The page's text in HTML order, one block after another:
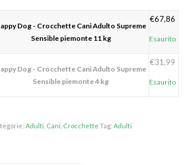
Dog - Crocchette Cani Adulto Supreme
Sensible piemonte 11 kg
€67,86
Esaurito
Dog - Crocchette Cani Adulto Supreme
Sensible piemonte 4 kg
€31,99
Esaurito
Adulti Cani Crocchette Tag:Adulti